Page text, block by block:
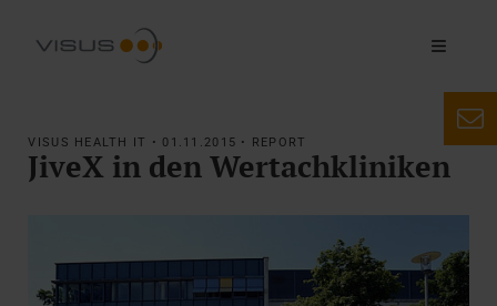
VISUS HEALTH IT • 01.11.2015 • REPORT
JiveX in den Wertachkliniken